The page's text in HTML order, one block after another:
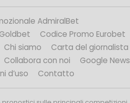
AdmiralBet
Codice Promo Eurobet
Chi siamo
Carta del giornalista
Collabora con noi
Google News
d’uso
Contatto